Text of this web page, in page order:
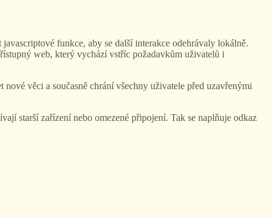
funkce, aby se další interakce odehrávaly lokálně.
web, který vychází vstříc požadavkům uživatelů i
věci a současně chrání všechny uživatele před uzavřenými
starší zařízení nebo omezené připojení. Tak se naplňuje odkaz